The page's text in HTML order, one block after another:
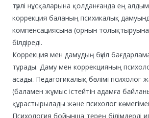
түрлі нұсқаларына қолданғанда ең
коррекция баланың психикалық
компенсациясына (орнын
білдіреді.
Коррекция мен дамудың бүкіл
тұрады. Даму мен коррекцияның
асады. Педагогикалық бөлімі
(баламен жұмыс істейтін адамға
құрастырылады және психолог
Психология бойынша терең білімдерді